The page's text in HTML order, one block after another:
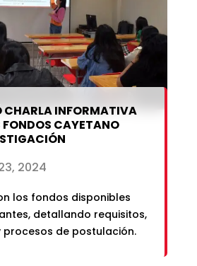
CHARLA INFORMATIVA
FONDOS CAYETANO
2024
los fondos disponibles
detallando requisitos,
procesos de postulación.